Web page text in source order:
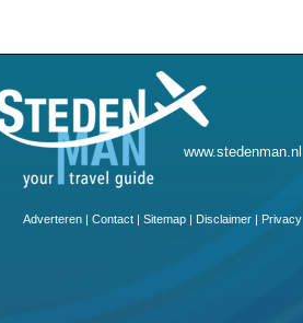
Adverteren | Contact | Sitemap | Disclaimer | Privacy
www.stedenman.nl